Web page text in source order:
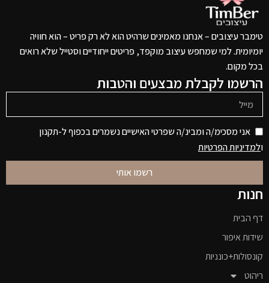
טימבר עיצובים – אנחנו מאמינים שרהיט הוא לא רק פריט – הוא חוויה
יומיומית. למי שמחפש עיצוב מוקפד, פריטים ייחודיים וסטייל שלא רואים
בכל מקום.
הרשמו לקבלת מבצעים והטבות
אני מסכימ/ה ומבינ/ה שפרטי האישיים נשמרים בכפוף ל-תקנון
ולמדיניות הפרטיות
רשמו אותי
חנות
דף הבית
שידות איפור
קונסולות+כונניות
ריהוט